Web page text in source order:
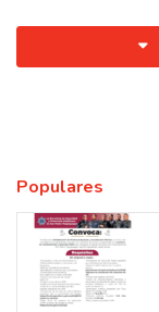
Populares